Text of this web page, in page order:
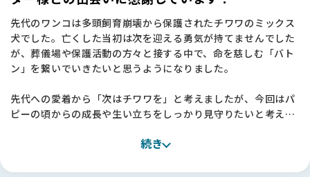
先代のワンコは多頭飼育崩壊から保護されたチワワのミックス
犬でした。亡くした当初は次を迎える勇気が持てませんでした
が、葬儀場や保護活動の方々と接する中で、命を慈しむ「バト
ン」を繋いでいきたいと思うようになりました。
先代への愛着から「次はチワワを」と考えましたが、今回はパ
ピーの頃からの成長や生い立ちをしっかり見守りたいと考え、
関西圏では理想のスムースコートチワワになかなか出会えず、
続き